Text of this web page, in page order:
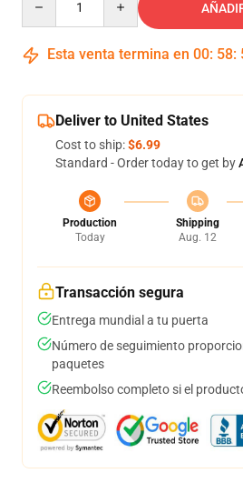
Esta venta termina en 00: 58:
Deliver to United States
Cost to ship:$6.99
Standard - Order today to get by
Production
Today
Shipping
Aug. 12
Transacción segura
Entrega mundial a tu puerta
Número de seguimiento
paquetes
Reembolso completo si el